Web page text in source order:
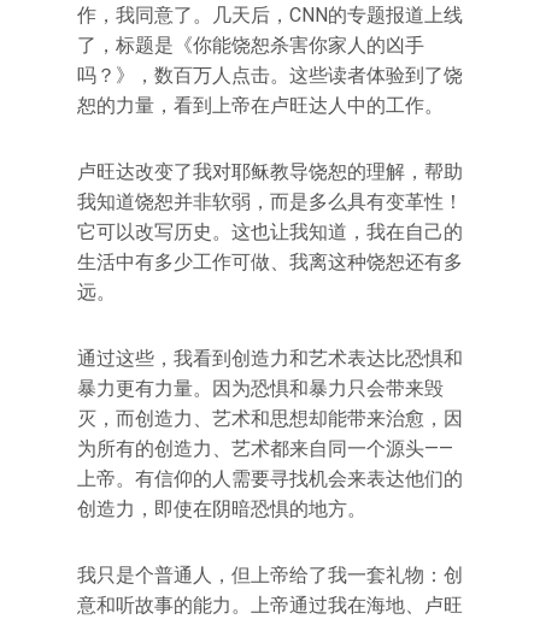
作，我同意了。几天后，CNN的专题报道上线
了，标题是《你能饶恕杀害你家人的凶手
吗？》，数百万人点击。这些读者体验到了饶
恕的力量，看到上帝在卢旺达人中的工作。
卢旺达改变了我对耶稣教导饶恕的理解，帮助
我知道饶恕并非软弱，而是多么具有变革性！
它可以改写历史。这也让我知道，我在自己的
生活中有多少工作可做、我离这种饶恕还有多
远。
通过这些，我看到创造力和艺术表达比恐惧和
暴力更有力量。因为恐惧和暴力只会带来毁
灭，而创造力、艺术和思想却能带来治愈，因
为所有的创造力、艺术都来自同一个源头——
上帝。有信仰的人需要寻找机会来表达他们的
创造力，即使在阴暗恐惧的地方。
我只是个普通人，但上帝给了我一套礼物：创
意和听故事的能力。上帝通过我在海地、卢旺